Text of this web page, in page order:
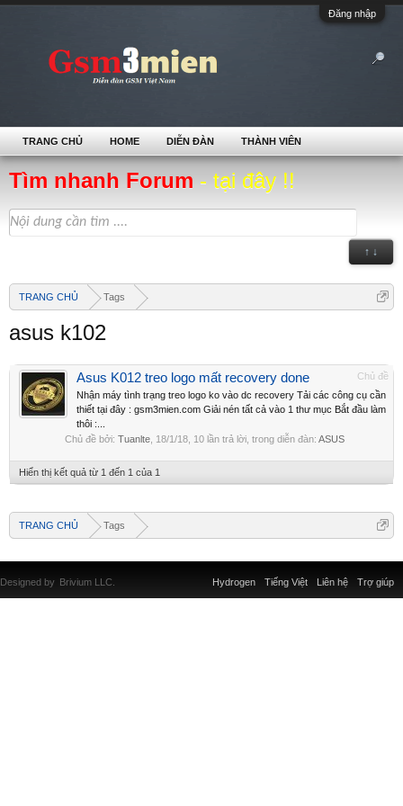
Đăng nhập
Tìm nhanh Forum - tại đây !!
↑ ↓
TRANG CHỦ Tags
asus k102
Chủ đề
Asus K012 treo logo mất recovery done
Nhận máy tình trạng treo logo ko vào dc recovery Tải các công cụ cần
thiết tại đây : gsm3mien.com Giải nén tất cả vào 1 thư mục Bắt đầu làm
thôi :...
Chủ đề bởi: Tuanlte 18/1/18 , 10 lần trả lời, trong diễn đàn: ASUS
Hiển thị kết quả từ 1 đến 1 của 1
TRANG CHỦ Tags
TRANG CHỦ HOME DIỄN ĐÀN THÀNH VIÊN
Liên hệ Trợ giúp
Hydrogen Tiếng Việt
Designed by Brivium LLC.